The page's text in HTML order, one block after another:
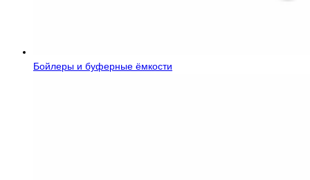
Бойлеры и буферные ёмкости